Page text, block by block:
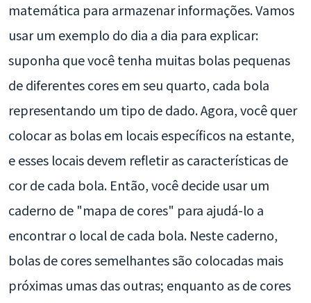
matemática para armazenar informações. Vamos
usar um exemplo do dia a dia para explicar:
suponha que você tenha muitas bolas pequenas
de diferentes cores em seu quarto, cada bola
representando um tipo de dado. Agora, você quer
colocar as bolas em locais específicos na estante,
e esses locais devem refletir as características de
cor de cada bola. Então, você decide usar um
caderno de "mapa de cores" para ajudá-lo a
encontrar o local de cada bola. Neste caderno,
bolas de cores semelhantes são colocadas mais
próximas umas das outras; enquanto as de cores